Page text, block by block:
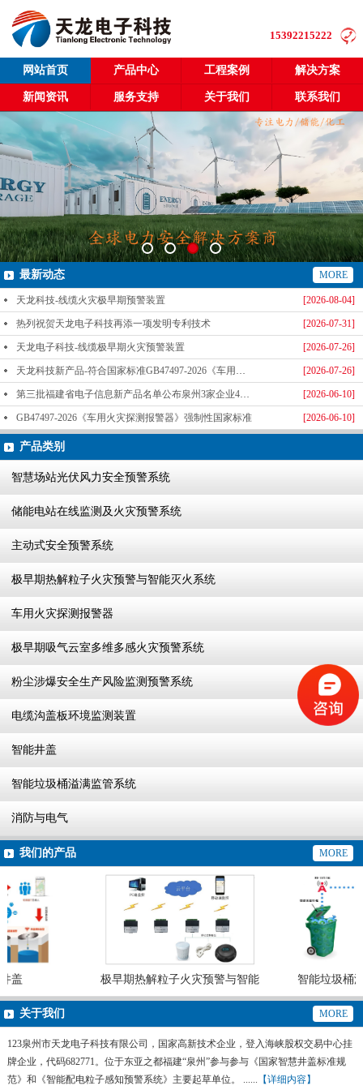
15392215222
网站首页 产品中心 工程案例 解决方案
新闻资讯 服务支持 关于我们 联系我们
最新动态 MORE
[2026-08-04]
天龙科技-线缆火灾极早期预警装置
[2026-07-31]
热列祝贺天龙电子科技再添一项发明专利技术
[2026-07-26]
天龙电子科技-线缆极早期火灾预警装置
[2026-07-26]
天龙科技新产品-符合国家标准GB47497-2026《车用火灾探测报警器》标准发布
[2026-06-10]
第三批福建省电子信息新产品名单公布泉州3家企业4款产品成功入选-泉州天龙科技
[2026-06-10]
GB47497-2026《车用火灾探测报警器》强制性国家标准
产品类别
智慧场站光伏风力安全预警系统
储能电站在线监测及火灾预警系统
主动式安全预警系统
极早期热解粒子火灾预警与智能灭火系统
车用火灾探测报警器
极早期吸气云室多维多感火灾预警系统
粉尘涉爆安全生产风险监测预警系统
电缆沟盖板环境监测装置
智能井盖
智能垃圾桶溢满监管系统
消防与电气
我们的产品 MORE
盖
极早期热解粒子火灾预警与智能
灭火系统
智能垃圾桶
关于我们 MORE
123泉州市天龙电子科技有限公司，国家高新技术企业，登入海峡股权交易中心挂
牌企业，代码682771。位于东亚之都福建“泉州”参与参与《国家智慧井盖标准规
范》和《智能配电粒子感知预警系统》主要起草单位。 ...... 【详细内容】